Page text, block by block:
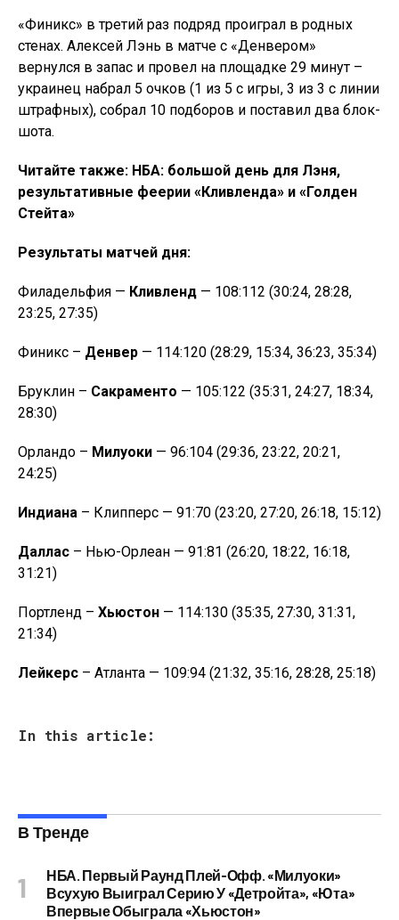
«Финикс» в третий раз подряд проиграл в родных
стенах. Алексей Лэнь в матче с «Денвером»
вернулся в запас и провел на площадке 29 минут –
украинец набрал 5 очков (1 из 5 с игры, 3 из 3 с линии
штрафных), собрал 10 подборов и поставил два блок-
шота.
Читайте также: НБА: большой день для Лэня,
результативные феерии «Кливленда» и «Голден
Стейта»
Результаты матчей дня:
Филадельфия — Кливленд — 108:112 (30:24, 28:28,
23:25, 27:35)
Финикс – Денвер — 114:120 (28:29, 15:34, 36:23, 35:34)
Бруклин – Сакраменто — 105:122 (35:31, 24:27, 18:34,
28:30)
Орландо – Милуоки — 96:104 (29:36, 23:22, 20:21,
24:25)
Индиана – Клипперс — 91:70 (23:20, 27:20, 26:18, 15:12)
Даллас – Нью-Орлеан — 91:81 (26:20, 18:22, 16:18,
31:21)
Портленд – Хьюстон — 114:130 (35:35, 27:30, 31:31,
21:34)
Лейкерс – Атланта — 109:94 (21:32, 35:16, 28:28, 25:18)
In this article:
В Тренде
НБА. Первый Раунд Плей-Офф. «Милуоки»
Всухую Выиграл Серию У «Детройта», «Юта»
Впервые Обыграла «Хьюстон»